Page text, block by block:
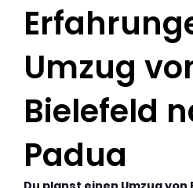
Umzug
Bielefeld
Padua